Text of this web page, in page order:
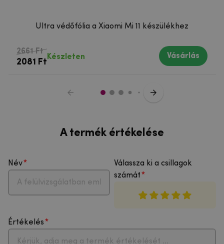
Ultra védőfólia a Xiaomi Mi 11 készülékhez
2661 Ft
2081 Ft
Készleten Vásárlás
A termék értékelése
Név
Válassza ki a csillagok
számát
Értékelés